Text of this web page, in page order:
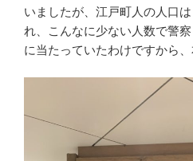
いましたが、江戸町人の人口
れ、こんなに少ない人数で警
に当たっていたわけですから